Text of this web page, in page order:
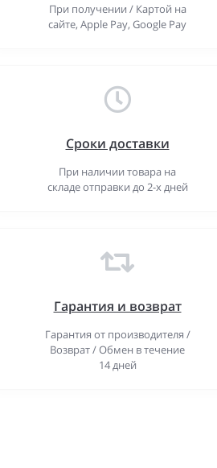
При получении / Картой на
сайте, Apple Pay, Google Pay
Сроки доставки
При наличии товара на
складе отправки до 2-х дней
Гарантия и возврат
Гарантия от производителя /
Возврат / Обмен в течение
14 дней